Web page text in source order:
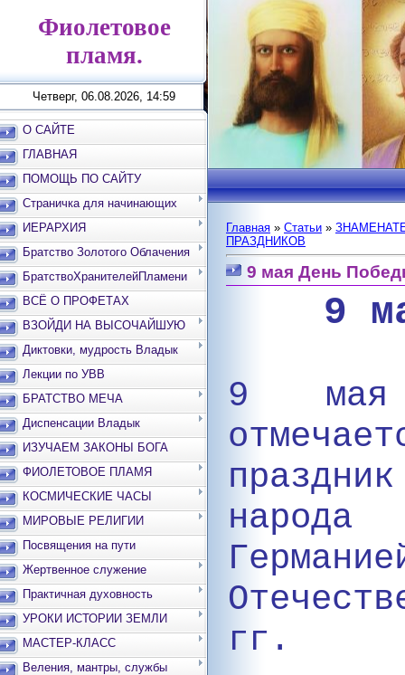
Фиолетовое
пламя.
Четверг, 06.08.2026, 14:59
О САЙТЕ
ГЛАВНАЯ
ПОМОЩЬ ПО САЙТУ
Страничка для начинающих
ИЕРАРХИЯ
Братство Золотого Облачения
БратствоХранителейПламени
ВСЁ О ПРОФЕТАХ
ВЗОЙДИ НА ВЫСОЧАЙШУЮ
ВЕРШИНУ
Диктовки, мудрость Владык
Лекции по УВВ
БРАТСТВО МЕЧА
Диспенсации Владык
ИЗУЧАЕМ ЗАКОНЫ БОГА
ФИОЛЕТОВОЕ ПЛАМЯ
КОСМИЧЕСКИЕ ЧАСЫ
МИРОВЫЕ РЕЛИГИИ
Посвящения на пути
Жертвенное служение
Практичная духовность
УРОКИ ИСТОРИИ ЗЕМЛИ
МАСТЕР-КЛАСС
Веления, мантры, службы
Главная » Статьи »
ПРАЗДНИКОВ
9 мая День
9
9 мая
гг.